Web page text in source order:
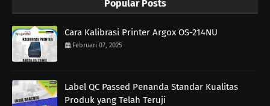
Popular Posts
Cara Kalibrasi Printer Argox OS-214NU
Februari 07, 2025
Label QC Passed Penanda Standar Kualitas
Produk yang Telah Teruji